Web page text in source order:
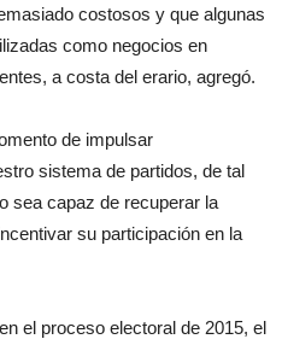
costosos y que algunas
como negocios en
a costa del erario, agregó.
de impulsar
sistema de partidos, de tal
sea capaz de recuperar la
su participación en la
el proceso electoral de 2015, el